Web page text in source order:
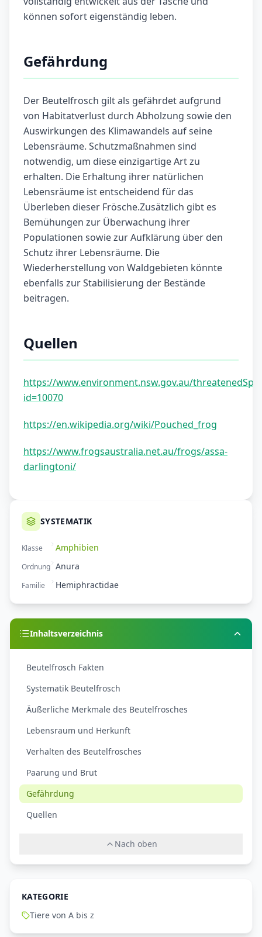
können sofort eigenständig leben.
Gefährdung
Der Beutelfrosch gilt als gefährdet aufgrund
von Habitatverlust durch Abholzung sowie den
Auswirkungen des Klimawandels auf seine
Lebensräume. Schutzmaßnahmen sind
notwendig, um diese einzigartige Art zu
erhalten. Die Erhaltung ihrer natürlichen
Lebensräume ist entscheidend für das
Überleben dieser Frösche.Zusätzlich gibt es
Bemühungen zur Überwachung ihrer
Populationen sowie zur Aufklärung über den
Schutz ihrer Lebensräume. Die
Wiederherstellung von Waldgebieten könnte
ebenfalls zur Stabilisierung der Bestände
beitragen.
Quellen
https://www.environment.nsw.gov.au/
id=10070
https://en.wikipedia.org/wiki/Pouched_frog
https://www.frogsaustralia.net.au/frogs/assa-
darlingtoni/
SYSTEMATIK
Klasse Amphibien
Ordnung Anura
Familie Hemiphractidae
Inhaltsverzeichnis
Beutelfrosch Fakten
Systematik Beutelfrosch
Äußerliche Merkmale des Beutelfrosches
Lebensraum und Herkunft
Verhalten des Beutelfrosches
Paarung und Brut
Gefährdung
Quellen
Nach oben
KATEGORIE
Tiere von A bis z